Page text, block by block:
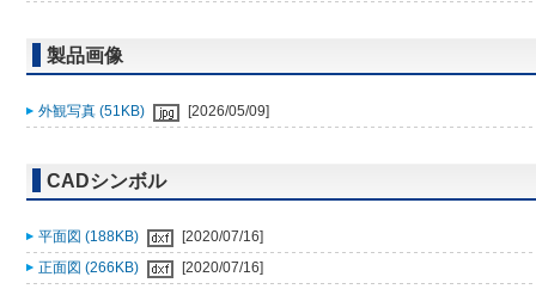
製品画像
外観写真 (51KB) [2026/05/09]
CADシンボル
平面図 (188KB)
[2020/07/16]
正面図 (266KB)
[2020/07/16]